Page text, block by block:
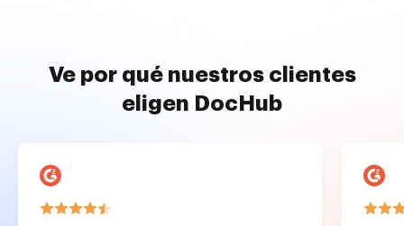
Ve por qué nuestros clientes
eligen DocHub